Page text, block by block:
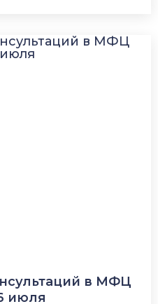
в МФЦ
июля